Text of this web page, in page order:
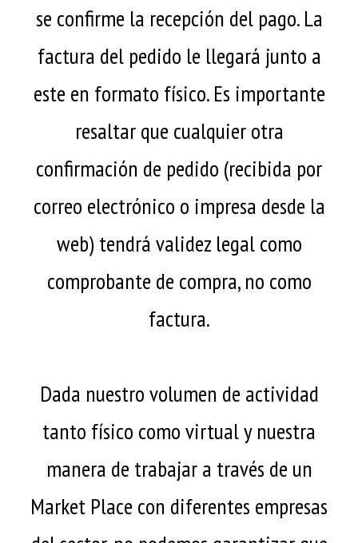
se confirme la recepción del pago. La
factura del pedido le llegará junto a
este en formato físico. Es importante
resaltar que cualquier otra
confirmación de pedido (recibida por
correo electrónico o impresa desde la
web) tendrá validez legal como
comprobante de compra, no como
factura.
Dada nuestro volumen de actividad
tanto físico como virtual y nuestra
manera de trabajar a través de un
Market Place con diferentes empresas